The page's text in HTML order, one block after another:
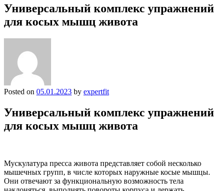
Универсальный комплекс упражнений
для косых мышц живота
Posted on 05.01.2023 by expertfit
Универсальный комплекс упражнений
для косых мышц живота
Мускулатура пресса живота представляет собой несколько
мышечных групп, в числе которых наружные косые мышцы.
Они отвечают за функциональную возможность тела